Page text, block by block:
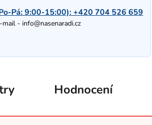
Pá: 9:00-15:00):+420 704 526 659
mail - info@nasenaradi.cz
Hodnocení